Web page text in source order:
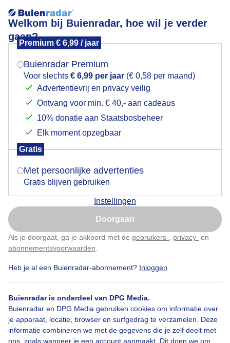
Welkom bij Buienradar, hoe wil je verder
gaan?
Premium € 6,99 / jaar
Buienradar Premium
Voor slechts € 6,99 per jaar (€ 0,58 per maand)
Advertentievrij en privacy veilig
Ontvang voor min. € 40,- aan cadeaus
10% donatie aan Staatsbosbeheer
Elk moment opzegbaar
Gratis
Met persoonlijke advertenties
Gratis blijven gebruiken
Instellingen
Doorgaan
Als je doorgaat, ga je akkoord met de gebruikers- privacy- en
abonnementsvoorwaarden
Heb je al een Buienradar-abonnement? Inloggen
Buienradar is onderdeel van DPG Media.
Buienradar en DPG Media gebruiken cookies om informatie over
je apparaat, locatie, browser en surfgedrag te verzamelen. Deze
informatie combineren we met de gegevens die je zelf deelt met
ons, zoals wanneer je een account aanmaakt. Dit doen we om
Bewolkt ,grijs weer..maar niet koud ..
Heerlijk weer om de hond uit te laten op de dijk...
Bewolkt Wandelweer Dijk
Mogen we je locatie gebruiken voor het
Indien je hier nog geen akkoord op hebt gegeven,
verschijnt er zo een pop-up uit je browser waarin
Is goed, toon de popup
Nu niet, misschien later
Klik hierom dit aan te passen